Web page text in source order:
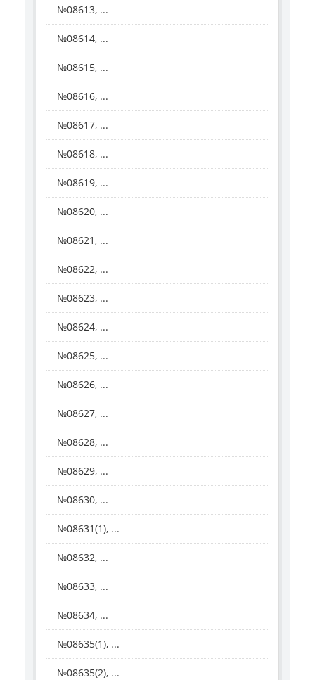
№08613, ...
№08614, ...
№08615, ...
№08616, ...
№08617, ...
№08618, ...
№08619, ...
№08620, ...
№08621, ...
№08622, ...
№08623, ...
№08624, ...
№08625, ...
№08626, ...
№08627, ...
№08628, ...
№08629, ...
№08630, ...
№08631(1), ...
№08632, ...
№08633, ...
№08634, ...
№08635(1), ...
№08635(2), ...